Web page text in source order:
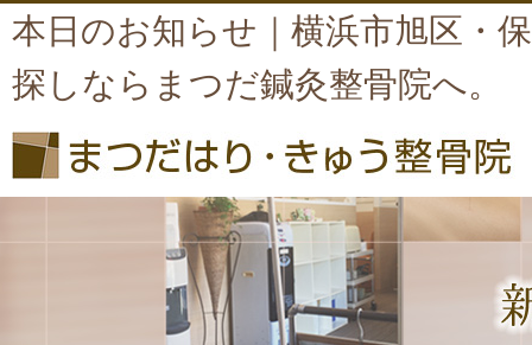
本日のお知らせ｜横浜市旭区・
探しならまつだ鍼灸整骨院へ。